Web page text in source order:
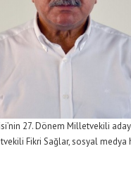
27. Dönem Milletvekili
Fikri Sağlar, sosyal medya